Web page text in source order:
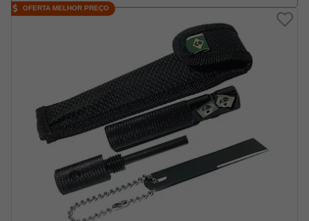
OFERTA MELHOR PREÇO